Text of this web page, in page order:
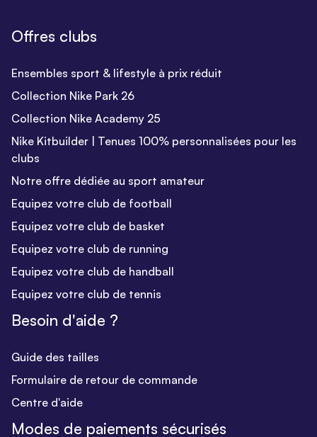
Offres clubs
Ensembles sport & lifestyle à prix réduit
Collection Nike Park 26
Collection Nike Academy 25
Nike Kitbuilder | Tenues 100% personnalisées pour les
clubs
Notre offre dédiée au sport amateur
Equipez votre club de football
Equipez votre club de basket
Equipez votre club de running
Equipez votre club de handball
Equipez votre club de tennis
Besoin d'aide ?
Guide des tailles
Formulaire de retour de commande
Centre d'aide
Modes de paiements sécurisés